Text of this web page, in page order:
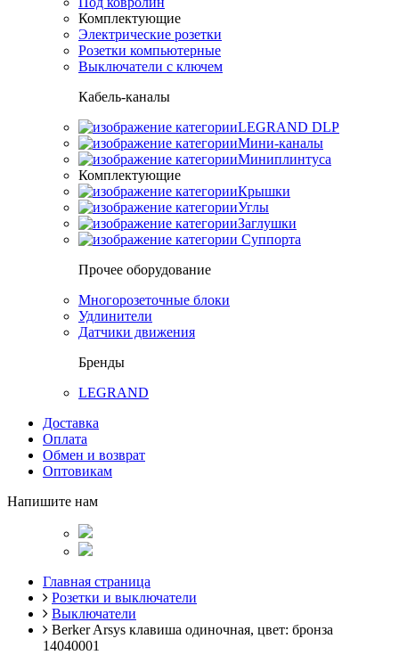
Комплектующие
Электрические розетки
Розетки компьютерные
Выключатели с ключем
Кабель-каналы
LEGRAND DLP
Мини-каналы
Миниплинтуса
Комплектующие
Крышки
Углы
Заглушки
Суппорта
Прочее оборудование
Многорозеточные блоки
Удлинители
Датчики движения
Бренды
LEGRAND
Доставка
Оплата
Обмен и возврат
Оптовикам
Напишите нам
Главная страница
Розетки и выключатели
Выключатели
Berker Arsys клавиша одиночная, цвет: бронза
14040001